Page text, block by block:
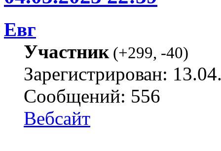
Евг
Участник(+299, -40)
Зарегистрирован:
Сообщений: 556
Вебсайт